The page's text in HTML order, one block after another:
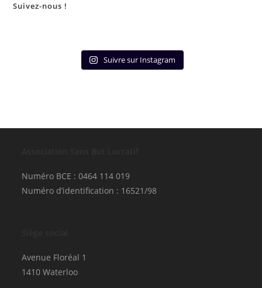
Suivez-nous !
Suivre sur Instagram
Numéro BCE : 0464 114 019
Numéro d’identification : 16521/98
Avenue Floréal 1
1410 Waterloo